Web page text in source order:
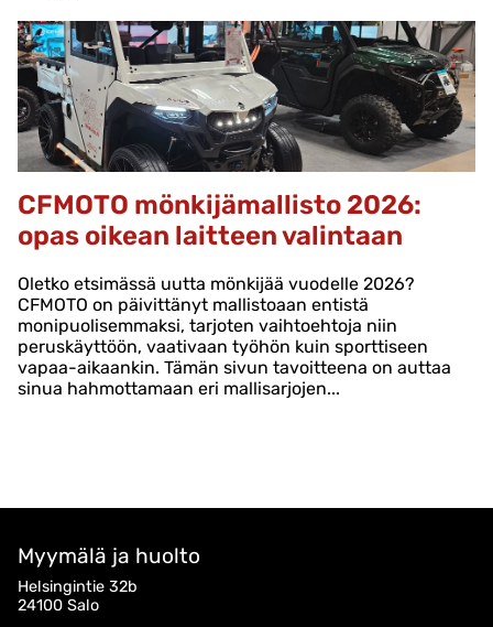
CFMOTO mönkijämallisto 2026:
opas oikean laitteen valintaan
Oletko etsimässä uutta mönkijää vuodelle 2026?
CFMOTO on päivittänyt mallistoaan entistä
monipuolisemmaksi, tarjoten vaihtoehtoja niin
peruskäyttöön, vaativaan työhön kuin sporttiseen
vapaa-aikaankin. Tämän sivun tavoitteena on auttaa
sinua hahmottamaan eri mallisarjojen...
Myymälä ja huolto
Helsingintie 32b
24100 Salo